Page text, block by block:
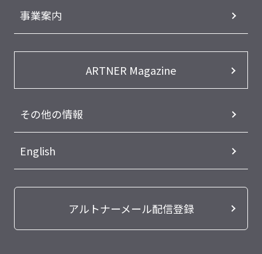
事業案内
ARTNER Magazine
その他の情報
English
アルトナーメール配信登録